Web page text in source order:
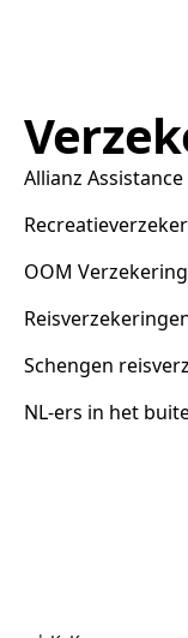
Allianz Assistance
OOM
Schengen
NL-ers in het